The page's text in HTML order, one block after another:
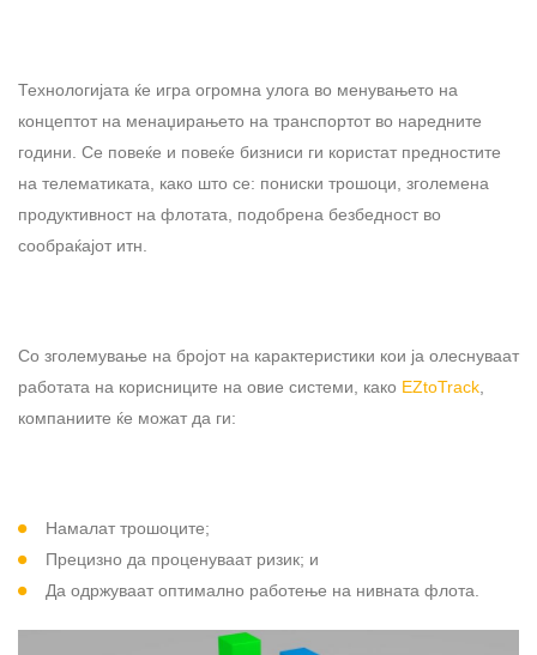
Технологијата ќе игра огромна улога во менувањето на
концептот на менаџирањето на транспортот во наредните
години. Се повеќе и повеќе бизниси ги користат предностите
на телематиката, како што се: пониски трошоци, зголемена
продуктивност на флотата, подобрена безбедност во
сообраќајот итн.
Со зголемување на бројот на карактеристики кои ја олеснуваат
работата на корисниците на овие системи, како EZtoTrack
компаниите ќе можат да ги:
Намалат трошоците;
Прецизно да проценуваат ризик; и
Да одржуваат оптимално работење на нивната флота.